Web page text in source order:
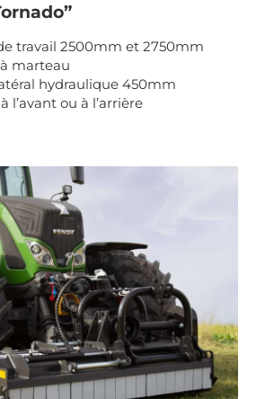
travail 2500mm et 2750mm
marteau
hydraulique 450mm
l’avant ou à l’arrière